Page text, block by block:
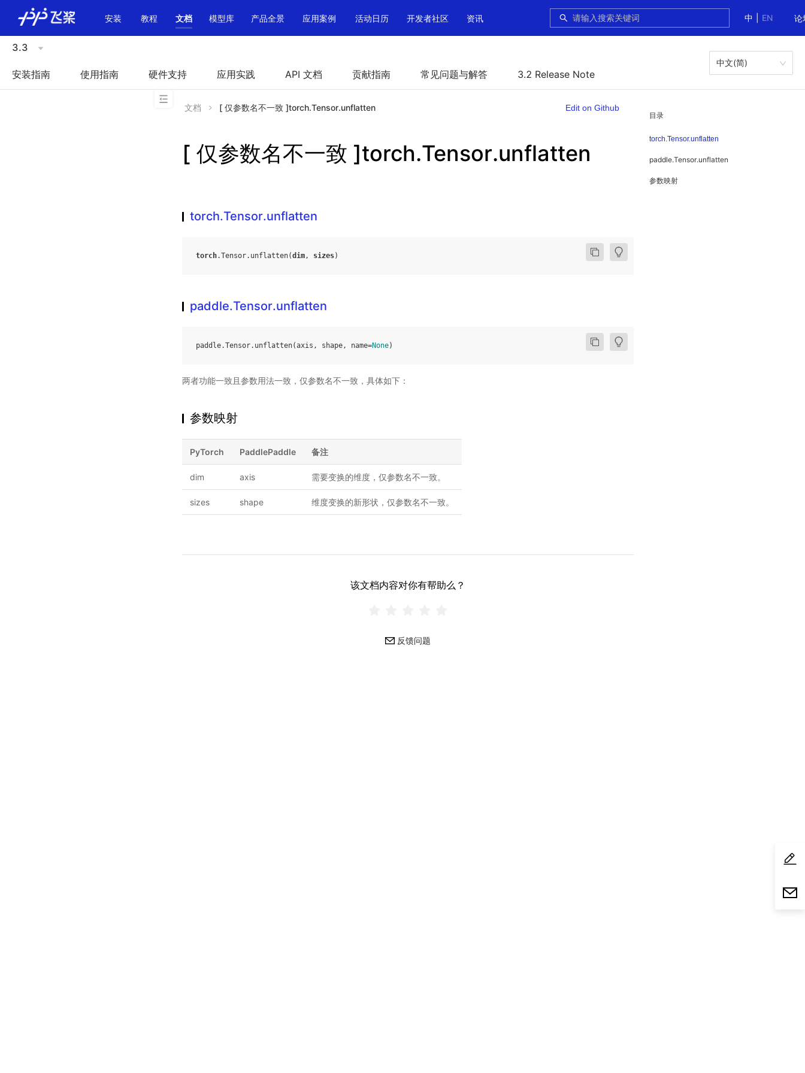
中
EN 论
安装 教程 文档 模型库 产品全景 应用案例 活动日历 开发者社区 资讯
3.3
安装指南 使用指南 硬件支持 应用实践 API 文档 贡献指南 常见问题与解答 3.2 Release Note
中文(简)
目录
torch.Tensor.unflatten
paddle.Tensor.unflatten
参数映射
文档 [ 仅参数名不一致 ]torch.Tensor.unflatten Edit on Github
[ 仅参数名不一致 ]torch.Tensor.unflatten
torch.Tensor.unflatten
torch.Tensor. unflatten(dim, sizes)
paddle.Tensor.unflatten
paddle.Tensor. unflatten(axis , shape, name=None)
两者功能一致且参数用法一致，仅参数名不一致，具体如下：
参数映射
PyTorch PaddlePaddle 备注
dim axis 需要变换的维度，仅参数名不一致。
sizes shape 维度变换的新形状，仅参数名不一致。
该文档内容对你有帮助么？
反馈问题